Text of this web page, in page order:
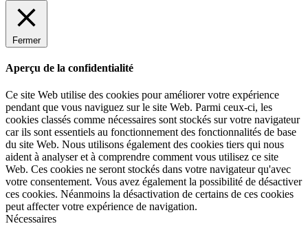
Fermer
Aperçu de la confidentialité
Ce site Web utilise des cookies pour améliorer votre expérience
pendant que vous naviguez sur le site Web. Parmi ceux-ci, les
cookies classés comme nécessaires sont stockés sur votre navigateur
car ils sont essentiels au fonctionnement des fonctionnalités de base
du site Web. Nous utilisons également des cookies tiers qui nous
aident à analyser et à comprendre comment vous utilisez ce site
Web. Ces cookies ne seront stockés dans votre navigateur qu'avec
votre consentement. Vous avez également la possibilité de désactiver
ces cookies. Néanmoins la désactivation de certains de ces cookies
peut affecter votre expérience de navigation.
Nécessaires